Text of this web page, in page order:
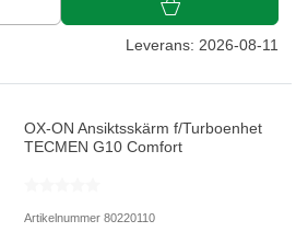
Leverans: 2026-08-11
OX-ON Ansiktsskärm f/Turboenhet
TECMEN G10 Comfort
Artikelnummer 80220110